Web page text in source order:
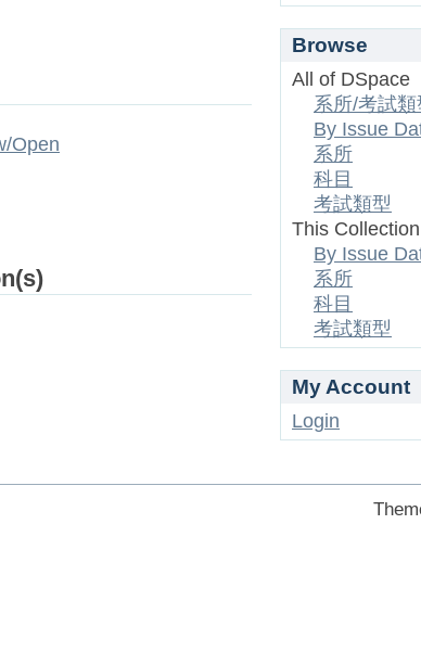
Open
Browse
All of DSpace
系所/考試
By Issue
系所
科目
考試類型
This Collection
By Issue
系所
科目
考試類型
My Account
Login